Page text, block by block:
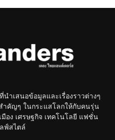
ำเสนอข้อมูลและเรื่องราวต่างๆ
ำคัญๆ ในกระแสโลกให้กับคนรุ่น
อง เศรษฐกิจ เทคโนโลยี แฟชั่น
ฟ์สไตล์